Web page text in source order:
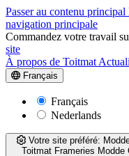
Passer au contenu principal
navigation principale
Commandez votre travail
site
À propos de Toitmat
Français
Français
Nederlands
Votre site préféré:
Toitmat Frameries Modde